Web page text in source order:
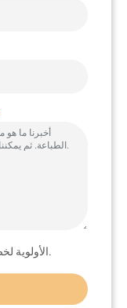
تعطي YBJ الأولوية لخصوصيتك وتلتزم بضمان أمنها.